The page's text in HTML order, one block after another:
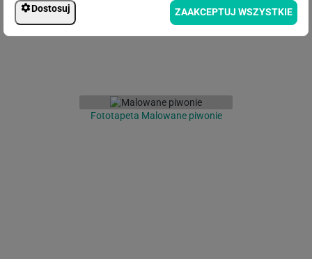
Fototapeta Malowane piwonie
Dostosuj ZAAKCEPTUJ WSZYSTKIE